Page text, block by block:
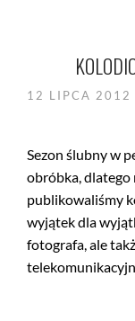
12 LIPCA 2012
Sezon ślubny w
obróbka, dlatego
publikowaliśmy
wyjątek dla
fotografa, ale